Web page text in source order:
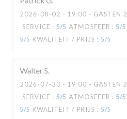
2026-08-02 - 19:00 - GASTEN 2
SERVICE : 5/5 ATMOSFEER : 5/5
5/5 KWALITEIT / PRIJS : 5/5
WalterS
2026-07-30 - 19:00 - GASTEN 2
SERVICE : 5/5 ATMOSFEER : 5/5
5/5 KWALITEIT / PRIJS : 5/5